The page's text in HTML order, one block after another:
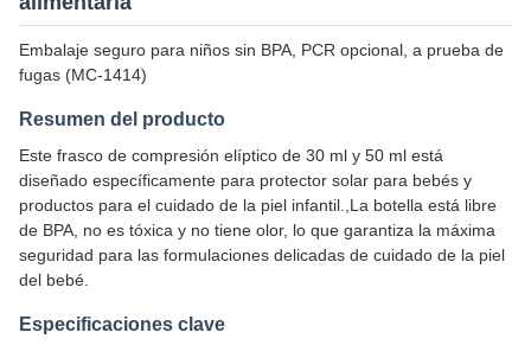
Embalaje seguro para niños sin BPA, PCR opcional, a prueba de
fugas (MC-1414)
Resumen del producto
Este frasco de compresión elíptico de 30 ml y 50 ml está
diseñado específicamente para protector solar para bebés y
productos para el cuidado de la piel infantil.,La botella está libre
de BPA, no es tóxica y no tiene olor, lo que garantiza la máxima
seguridad para las formulaciones delicadas de cuidado de la piel
del bebé.
Especificaciones clave